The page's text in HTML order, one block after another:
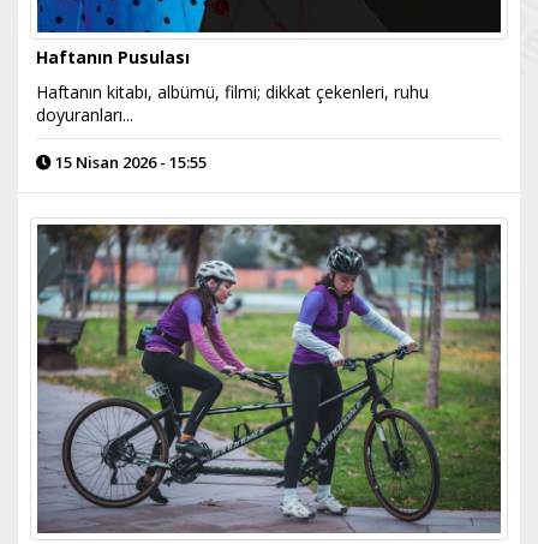
Haftanın Pusulası
Haftanın kitabı, albümü, filmi; dikkat çekenleri, ruhu
doyuranları...
15 Nisan 2026 - 15:55